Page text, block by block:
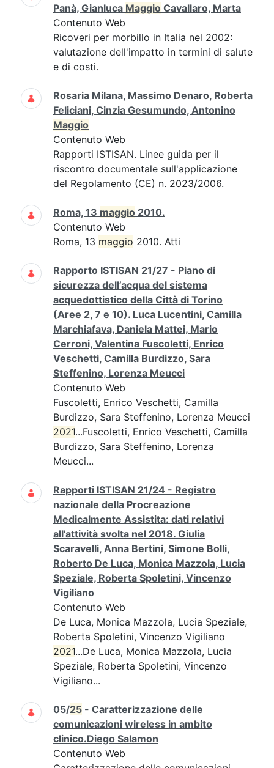
Panà, Gianluca Maggio Cavallaro, Marta
Contenuto Web
Ricoveri per morbillo in Italia nel 2002:
valutazione dell'impatto in termini di salute
e di costi.
Rosaria Milana, Massimo Denaro, Roberta
Feliciani, Cinzia Gesumundo, Antonino
Maggio
Contenuto Web
Rapporti ISTISAN. Linee guida per il
riscontro documentale sull'applicazione
del Regolamento (CE) n. 2023/2006.
Roma, 13 maggio 2010.
Contenuto Web
Roma, 13 maggio 2010. Atti
Rapporto ISTISAN 21/27 - Piano di
sicurezza dell’acqua del sistema
acquedottistico della Città di Torino
(Aree 2, 7 e 10). Luca Lucentini, Camilla
Marchiafava, Daniela Mattei, Mario
Cerroni, Valentina Fuscoletti, Enrico
Veschetti, Camilla Burdizzo, Sara
Steffenino, Lorenza Meucci
Contenuto Web
Fuscoletti, Enrico Veschetti, Camilla
Burdizzo, Sara Steffenino, Lorenza Meucci
2021...Fuscoletti, Enrico Veschetti, Camilla
Burdizzo, Sara Steffenino, Lorenza
Meucci...
Rapporti ISTISAN 21/24 - Registro
nazionale della Procreazione
Medicalmente Assistita: dati relativi
all’attività svolta nel 2018. Giulia
Scaravelli, Anna Bertini, Simone Bolli,
Roberto De Luca, Monica Mazzola, Lucia
Speziale, Roberta Spoletini, Vincenzo
Vigiliano
Contenuto Web
De Luca, Monica Mazzola, Lucia Speziale,
Roberta Spoletini, Vincenzo Vigiliano
2021...De Luca, Monica Mazzola, Lucia
Speziale, Roberta Spoletini, Vincenzo
Vigiliano...
05/25 - Caratterizzazione delle
comunicazioni wireless in ambito
clinico.Diego Salamon
Contenuto Web